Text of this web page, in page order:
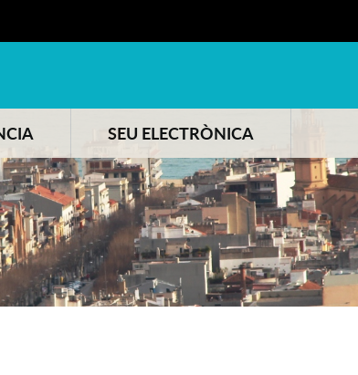
SEU ELECTRÒNICA